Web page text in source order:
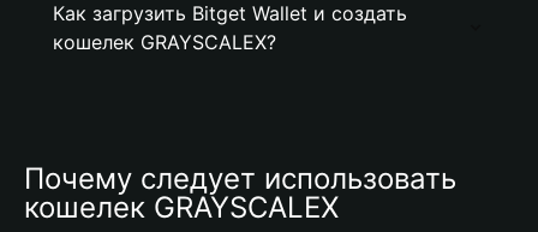
Как загрузить Bitget Wallet и создать
кошелек GRAYSCALEX?
Почему следует использовать
кошелек GRAYSCALEX